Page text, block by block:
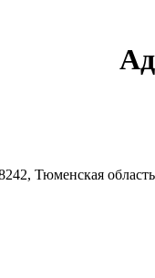
Тюменская